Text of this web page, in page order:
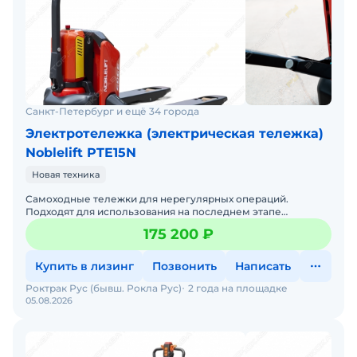
Санкт-Петербург и ещё 34 города
Электротележка (электрическая тележка)
Noblelift PTE15N
Новая техника
Самоходные тележки для нерегулярных операций.
Подходят для использования на последнем этапе
доставки, для работы в лифтах, на мезонинах. Номинальная
грузоподъём
175 200 ₽
Купить в лизинг Позвонить Написать
05.08.2026
Роктрак Рус (бывш. Рокла Рус) 2 года на площадке